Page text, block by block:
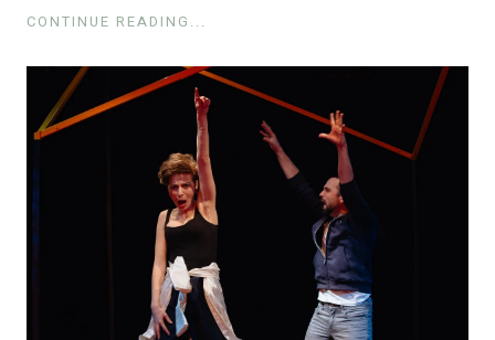
CONTINUE READING...